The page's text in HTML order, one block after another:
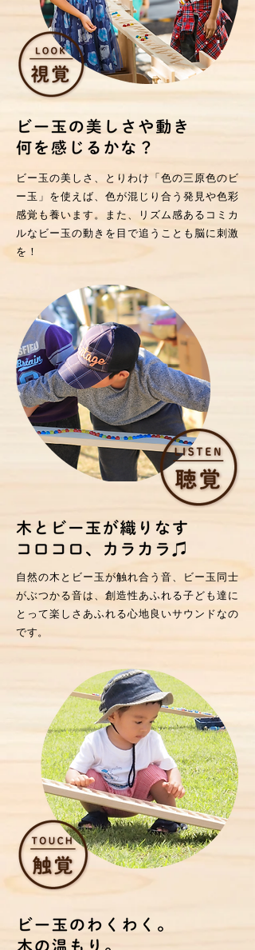
ビー玉の美しさ、とりわけ「色の三原色のビ
ー玉」を使えば、色が混じり合う発見や色彩
感覚も養います。また、リズム感あるコミカ
ルなビー玉の動きを目で追うことも脳に刺激
を！
自然の木とビー玉が触れ合う音、ビー玉同士
がぶつかる音は、創造性あふれる子ども達に
とって楽しさあふれる心地良いサウンドなの
です。